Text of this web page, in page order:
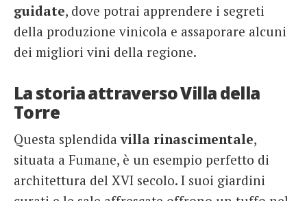
guidate, dove potrai apprendere i segreti
della produzione vinicola e assaporare alcuni
dei migliori vini della regione.
La storia attraverso Villa della
Torre
Questa splendidavilla rinascimentale,
situata a Fumane, è un esempio perfetto di
architettura del XVI secolo. I suoi giardini